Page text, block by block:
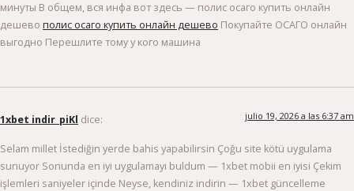
минуты В общем, вся инфа вот здесь — полис осаго купить онлайн
дешево полис осаго купить онлайн дешево Покупайте ОСАГО онлайн
выгодно Перешлите тому у кого машина
1xbet indir_piKl dice: julio 19, 2026 a las 6:37 am
Selam millet İstediğin yerde bahis yapabilirsin Çoğu site kötü uygulama
sunuyor Sonunda en iyi uygulamayı buldum — 1xbet mobii en iyisi Çekim
işlemleri saniyeler içinde Neyse, kendiniz indirin — 1xbet güncelleme